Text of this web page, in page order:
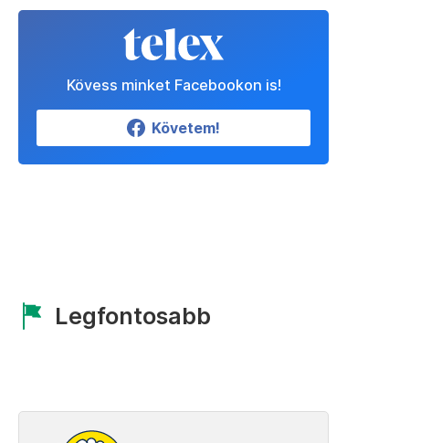
Kövess minket Facebookon is!
Követem!
Legfontosabb